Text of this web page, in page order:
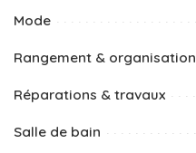
Mode
Rangement & organisation
Réparations & travaux
Salle de bain